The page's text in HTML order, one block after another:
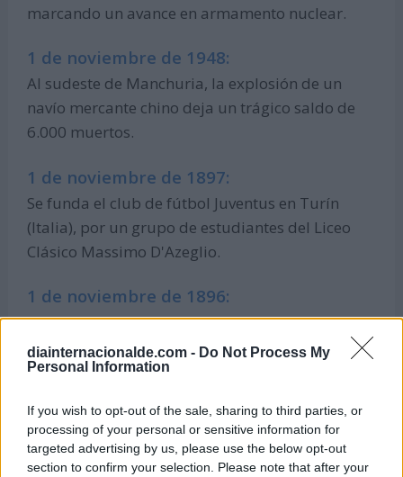
diainternacionalde.com - Do Not Process My
Personal Information
If you wish to opt-out of the sale, sharing to third parties, or
processing of your personal or sensitive information for
targeted advertising by us, please use the below opt-out
section to confirm your selection. Please note that after your
marcando un avance en armamento nuclear.
1 de noviembre de 1948:
Al sudeste de Manchuria, la explosión de un
navío mercante chino deja un trágico saldo de
6.000 muertos.
1 de noviembre de 1897:
Se funda el club de fútbol Juventus en Turín
(Italia), por un grupo de estudiantes del Liceo
Clásico Massimo D'Azeglio.
1 de noviembre de 1896:
Por primera vez se muestran los pechos
desnudos de una mujer en Estados Unidos, en la
revista National Geographic.
1 de noviembre de 1870:
En Estados Unidos, la Oficina del Clima emite su
primera previsión meteorológica, marcando un